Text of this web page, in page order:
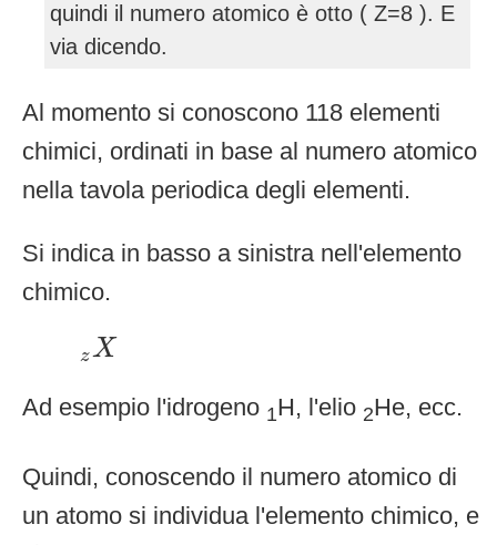
quindi il numero atomico è otto ( Z=8 ). E
via dicendo.
Al momento si conoscono 118 elementi
chimici, ordinati in base al numero atomico
nella tavola periodica degli elementi.
Si indica in basso a sinistra nell'elemento
chimico.
zX
X
Ad esempio l'idrogeno 1H, l'elio 2He, ecc.
Quindi, conoscendo il numero atomico di
un atomo si individua l'elemento chimico, e